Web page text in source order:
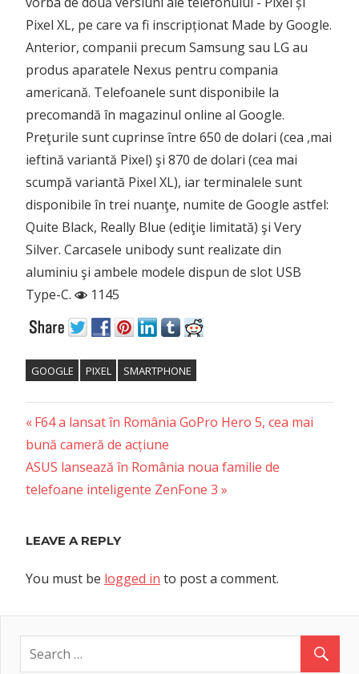
Pixel XL, pe care va fi inscripționat Made by Google.
Anterior, companii precum Samsung sau LG au
produs aparatele Nexus pentru compania
americană. Telefoanele sunt disponibile la
precomandă în magazinul online al Google.
Preţurile sunt cuprinse între 650 de dolari (cea ,mai
ieftină variantă Pixel) şi 870 de dolari (cea mai
scumpă variantă Pixel XL), iar terminalele sunt
disponibile în trei nuanţe, numite de Google astfel:
Quite Black, Really Blue (ediţie limitată) şi Very
Silver. Carcasele unibody sunt realizate din
aluminiu şi ambele modele dispun de slot USB
Type-C.
1145
GOOGLE PIXEL SMARTPHONE
Post
navigation
Previous
Post:
F64 a lansat în România GoPro Hero 5, cea mai
bună cameră de acțiune
Next
Post:
ASUS lansează în România noua familie de
telefoane inteligente ZenFone 3
LEAVE A REPLY
You must be logged in to post a comment.